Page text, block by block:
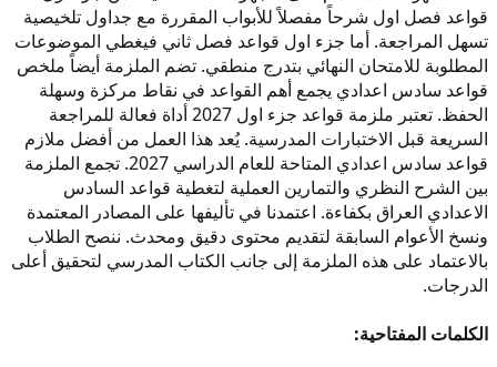
قواعد فصل اول شرحاً مفصلاً للأبواب المقررة مع جداول تلخيصية
تسهل المراجعة. أما جزء اول قواعد فصل ثاني فيغطي الموضوعات
المطلوبة للامتحان النهائي بتدرج منطقي. تضم الملزمة أيضاً ملخص
قواعد سادس اعدادي يجمع أهم القواعد في نقاط مركزة وسهلة
الحفظ. تعتبر ملزمة قواعد جزء اول 2027 أداة فعالة للمراجعة
السريعة قبل الاختبارات المدرسية. يُعد هذا العمل من أفضل ملازم
قواعد سادس اعدادي المتاحة للعام الدراسي 2027. تجمع الملزمة
بين الشرح النظري والتمارين العملية لتغطية قواعد السادس
الاعدادي العراق بكفاءة. اعتمدنا في تأليفها على المصادر المعتمدة
ونسخ الأعوام السابقة لتقديم محتوى دقيق ومحدث. ننصح الطلاب
بالاعتماد على هذه الملزمة إلى جانب الكتاب المدرسي لتحقيق أعلى
الدرجات.
الكلمات المفتاحية: